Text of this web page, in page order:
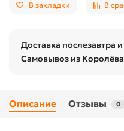
В закладки В
Доставка послезавтра
Самовывоз из
Описание Отзывы 0